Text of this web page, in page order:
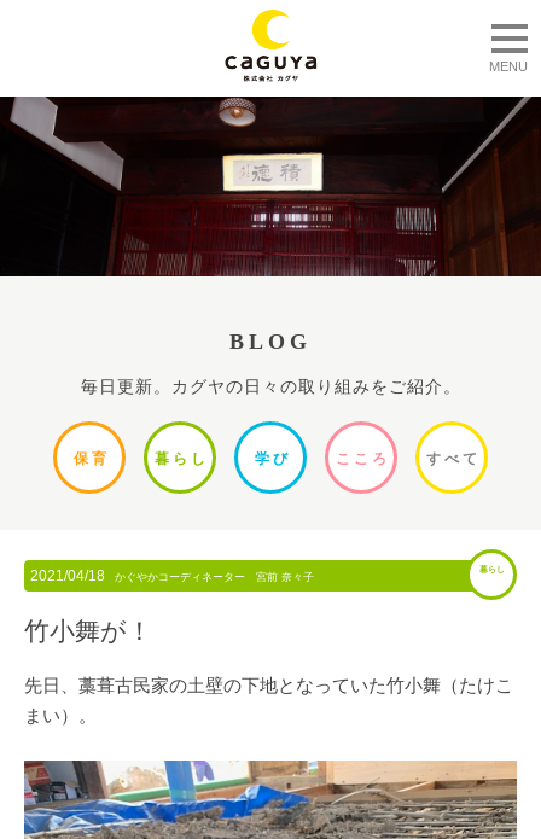
MENU
BLOG
毎日更新。カグヤの日々の取り組みをご紹介。
保 育 暮ら し 学 び ここ ろ すべて
2021/04/18 かぐやかコーディネーター 宮前 奈々子
暮らし
竹小舞が！
先日、藁葺古民家の土壁の下地となっていた竹小舞（たけこ
まい）。